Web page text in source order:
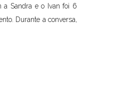
a Sandra e o Ivan foi 6
Durante a conversa,